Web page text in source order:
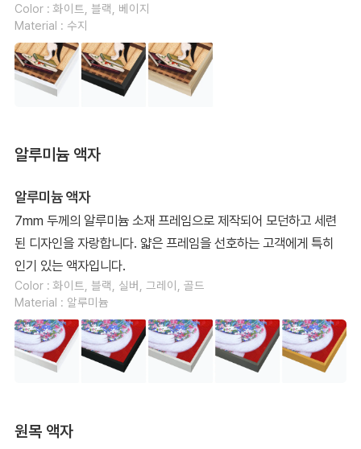
Color : 화이트, 블랙, 베이지
Material : 수지
알루미늄 액자
알루미늄 액자
7mm 두께의 알루미늄 소재 프레임으로 제작되어 모던하고 세련
된 디자인을 자랑합니다. 얇은 프레임을 선호하는 고객에게 특히
인기 있는 액자입니다.
Color : 화이트, 블랙, 실버, 그레이, 골드
Material : 알루미늄
원목 액자